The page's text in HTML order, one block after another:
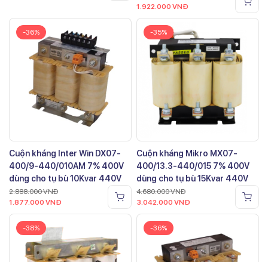
1.922.000 VNĐ
-36%
Cuộn kháng Inter Win DX07-
400/9-440/010AM 7% 400V
dùng cho tụ bù 10Kvar 440V
2.888.000VNĐ
1.877.000 VNĐ
-35%
Cuộn kháng Mikro MX07-
400/13.3-440/015 7% 400V
dùng cho tụ bù 15Kvar 440V
4.680.000VNĐ
3.042.000 VNĐ
-38% -36%